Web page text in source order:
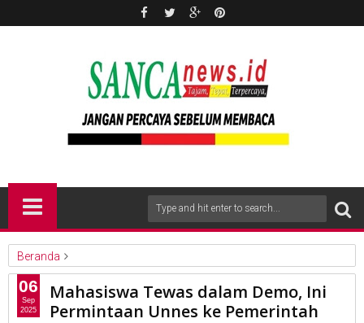
Beranda
nasional
Mahasiswa Tewas dalam Demo, Ini Permintaan Unnes ke
Mahasiswa Tewas dalam Demo, Ini
Permintaan Unnes ke Pemerintah
06
Sep
2025